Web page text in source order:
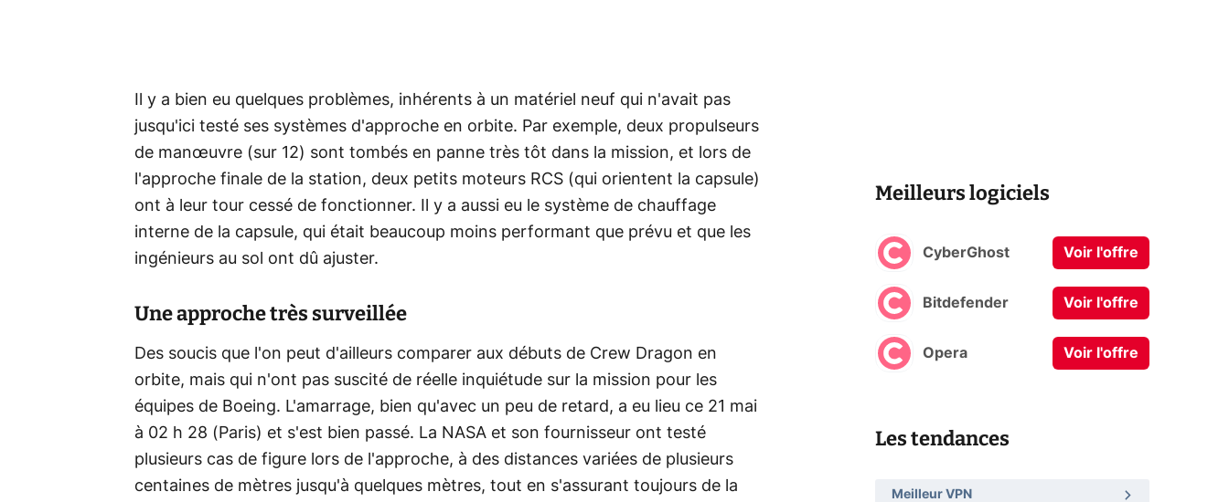
Il y a bien eu quelques problèmes, inhérents à un matériel neuf qui n'avait pas
jusqu'ici testé ses systèmes d'approche en orbite. Par exemple, deux propulseurs
de manœuvre (sur 12) sont tombés en panne très tôt dans la mission, et lors de
l'approche finale de la station, deux petits moteurs RCS (qui orientent la capsule)
ont à leur tour cessé de fonctionner. Il y a aussi eu le système de chauffage
interne de la capsule, qui était beaucoup moins performant que prévu et que les
ingénieurs au sol ont dû ajuster.
Une approche très surveillée
Des soucis que l'on peut d'ailleurs comparer aux débuts de Crew Dragon en
orbite, mais qui n'ont pas suscité de réelle inquiétude sur la mission pour les
équipes de Boeing. L'amarrage, bien qu'avec un peu de retard, a eu lieu ce 21 mai
à 02 h 28 (Paris) et s'est bien passé. La NASA et son fournisseur ont testé
plusieurs cas de figure lors de l'approche, à des distances variées de plusieurs
centaines de mètres jusqu'à quelques mètres, tout en s'assurant toujours de la
Meilleurs logiciels
CyberGhost Voir l'offre
Bitdefender Voir l'offre
Opera Voir l'offre
Les tendances
Meilleur VPN